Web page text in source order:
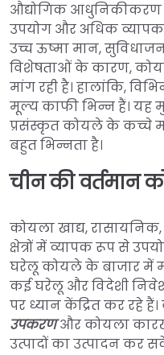
औद्योगिक
उपयोग और अधिक व्यापक
उच्च ऊष्मा मान,
विशेषताओं के कारण,
मांग रही है। हालांकि,
मूल्य काफी भिन्न हैं। यह
प्रसंस्कृत कोयले के कच्चे
बहुत भिन्नता है।
चीन की वर्तमान
कोयला खाद्य,
क्षेत्रों में व्यापक रूप से
घरेलू कोयले के बाजार में
कई घरेलू और विदेशी
पर ध्यान केंद्रित कर रहे
उपकरणऔर कोयला
उत्पादों का उत्पादन कर